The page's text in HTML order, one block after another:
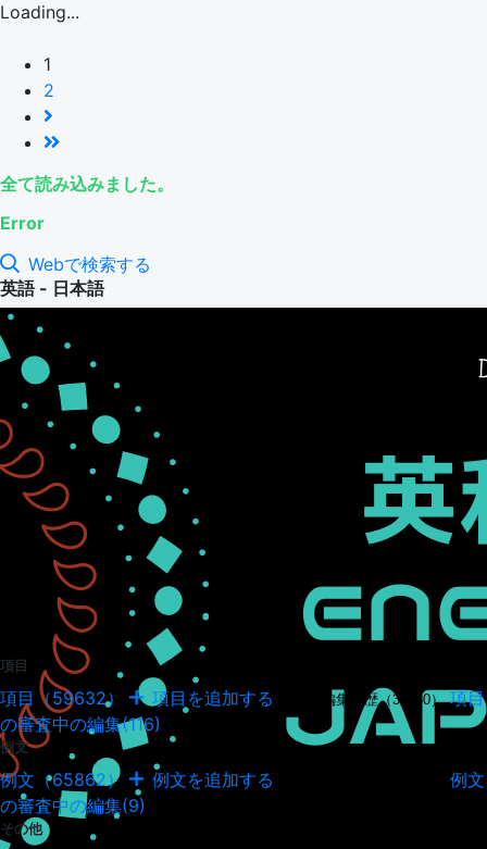
Loading...
1
2
全て読み込みました。
Error
Webで検索する
英語 - 日本語
項目
項目（59632） 項目を追加する 項目の編集履歴（34950） 項目
の審査中の編集(116)
例文
例文（65862） 例文を追加する
例文
の審査中の編集(9)
その他